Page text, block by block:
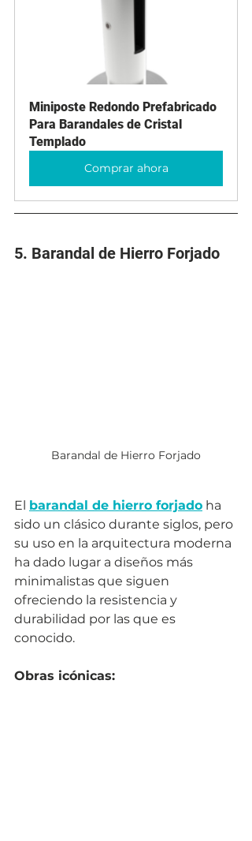
Miniposte Redondo Prefabricado
Para Barandales de Cristal
Templado
Comprar ahora
5. Barandal de Hierro Forjado
Barandal de Hierro Forjado
El barandal de hierro forjado ha
sido un clásico durante siglos, pero
su uso en la arquitectura moderna
ha dado lugar a diseños más
minimalistas que siguen
ofreciendo la resistencia y
durabilidad por las que es
conocido.
Obras icónicas: